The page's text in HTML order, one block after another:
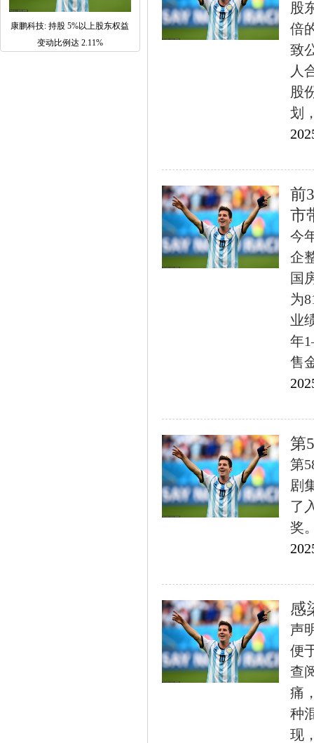
康鹏科技: 持股 5%以上股东权益
变动比例达 2.11%
股
倍
致
人
股
划
前
市
今
企
国
为
业
年
售
第
第
剧
了
奖
感
声
便
查
痛
种
现